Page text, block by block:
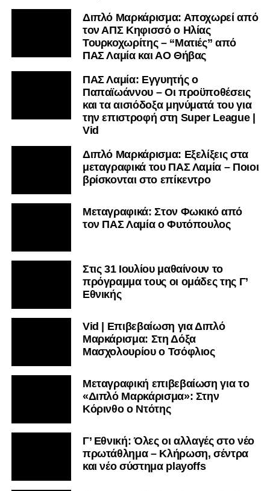
Διπλό Μαρκάρισμα: Αποχωρεί από
τον ΑΠΣ Κηφισσό ο Ηλίας
Τουρκοχωρίτης – “Ματιές” από
ΠΑΣ Λαμία και ΑΟ Θήβας
ΠΑΣ Λαμία: Εγγυητής ο
Παπαϊωάννου – Οι προϋποθέσεις
και τα αισιόδοξα μηνύματά του για
την επιστροφή στη Super League |
Vid
Διπλό Μαρκάρισμα: Εξελίξεις στα
μεταγραφικά του ΠΑΣ Λαμία – Ποιοι
βρίσκονται στο επίκεντρο
Μεταγραφικά: Στον Φωκικό από
τον ΠΑΣ Λαμία ο Φυτόπουλος
Στις 31 Ιουλίου μαθαίνουν το
πρόγραμμα τους οι ομάδες της Γ’
Εθνικής
Vid | Επιβεβαίωση για Διπλό
Μαρκάρισμα: Στη Δόξα
Μασχολουρίου ο Τσόφλιος
Μεταγραφική επιβεβαίωση για το
«Διπλό Μαρκάρισμα»: Στην
Κόρινθο ο Ντότης
Γ’ Εθνική: Όλες οι αλλαγές στο νέο
πρωτάθλημα – Κλήρωση, σέντρα
και νέο σύστημα playoffs